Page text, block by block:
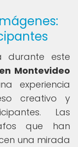
durante este
Montevideo
experiencia
creativo y
Las
que han
una mirada